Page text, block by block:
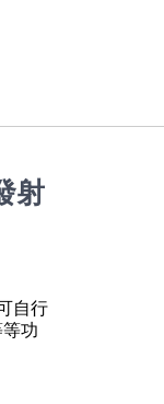
射
自行
功